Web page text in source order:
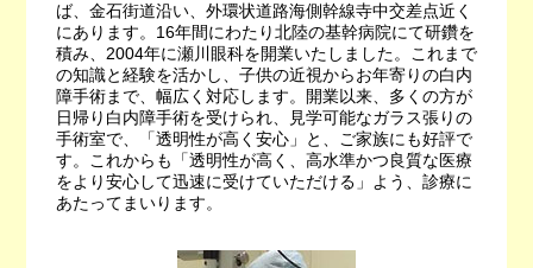
ば、金石街道沿い、外環状道路海側幹線寺中交差点近く
にあります。16年間にわたり北陸の基幹病院にて研鑽を
積み、2004年に瀬川眼科を開業いたしました。これまで
の知識と経験を活かし、子供の近視からお年寄りの白内
障手術まで、幅広く対応します。開業以来、多くの方が
日帰り白内障手術を受けられ、見学可能なガラス張りの
手術室で、「透明性が高く安心」と、ご家族にも好評で
す。これからも「透明性が高く、高水準かつ良質な医療
をより安心して迅速に受けていただける」よう、診療に
あたってまいります。